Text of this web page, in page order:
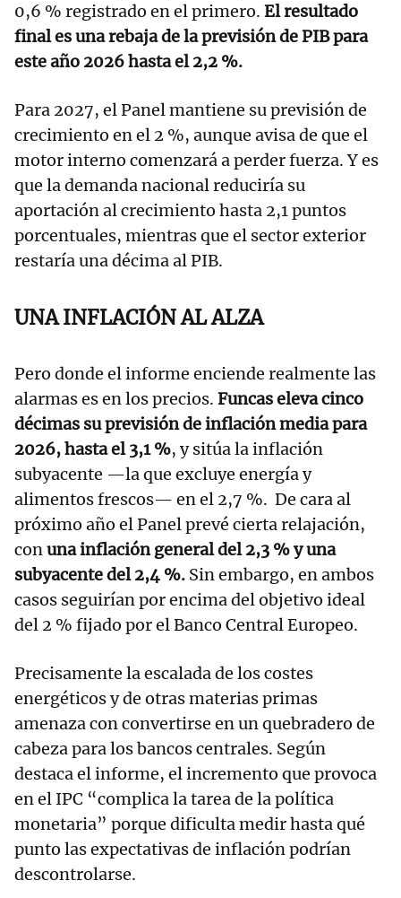
0,6 % registrado en el primero. El resultado
final es una rebaja de la previsión de PIB para
este año 2026 hasta el 2,2 %.
Para 2027, el Panel mantiene su previsión de
crecimiento en el 2 %, aunque avisa de que el
motor interno comenzará a perder fuerza. Y es
que la demanda nacional reduciría su
aportación al crecimiento hasta 2,1 puntos
porcentuales, mientras que el sector exterior
restaría una décima al PIB.
UNA INFLACIÓN AL ALZA
Pero donde el informe enciende realmente las
alarmas es en los precios. Funcas eleva cinco
décimas su previsión de inflación media para
2026, hasta el 3,1 %, y sitúa la inflación
subyacente —la que excluye energía y
alimentos frescos— en el 2,7 %. De cara al
próximo año el Panel prevé cierta relajación,
conuna inflación general del 2,3 % y una
subyacente del 2,4 %. Sin embargo, en ambos
casos seguirían por encima del objetivo ideal
del 2 % fijado por el Banco Central Europeo.
Precisamente la escalada de los costes
energéticos y de otras materias primas
amenaza con convertirse en un quebradero de
cabeza para los bancos centrales. Según
destaca el informe, el incremento que provoca
en el IPC “complica la tarea de la política
monetaria” porque dificulta medir hasta qué
punto las expectativas de inflación podrían
descontrolarse.